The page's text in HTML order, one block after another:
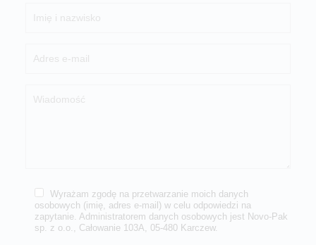
Wyrażam zgodę na przetwarzanie moich danych
osobowych (imię, adres e-mail) w celu odpowiedzi na
zapytanie. Administratorem danych osobowych jest Novo-Pak
sp. z o.o., Całowanie 103A, 05-480 Karczew.